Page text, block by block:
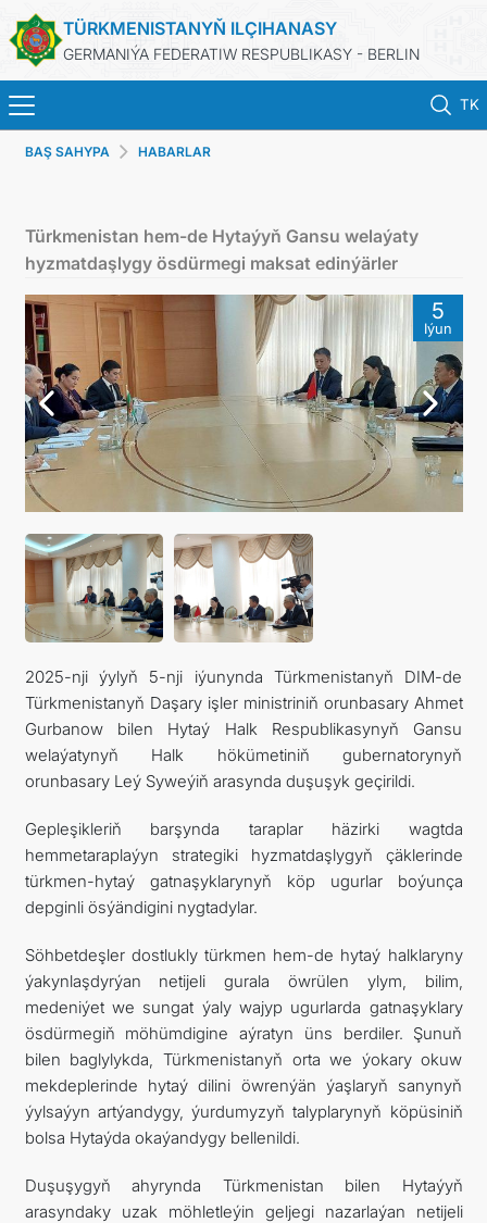
TÜRKMENISTANYŇ ILÇIHANASY
GERMANIÝA FEDERATIW RESPUBLIKASY - BERLIN
TK
BAŞ SAHYPA
TÜRKMENISTANYŇ DIM
TÜRKMENISTAN
KONSULLYK BÖLÜMI
TÜRKMENISTANDA MAÝA GOÝUMLAR
ARAGATNAŞYK
BAŞ SAHYPA HABARLAR
Türkmenistan hem-de Hytaýyň Gansu welaýaty
hyzmatdaşlygy ösdürmegi maksat edinýärler
5
Iýun
2025-nji ýylyň 5-nji iýunynda Türkmenistanyň DIM-de
Türkmenistanyň Daşary işler ministriniň orunbasary Ahmet
Gurbanow bilen Hytaý Halk Respublikasynyň Gansu
welaýatynyň Halk hökümetiniň gubernatorynyň
orunbasary Leý Syweýiň arasynda duşuşyk geçirildi.
Gepleşikleriň barşynda taraplar häzirki wagtda
hemmetaraplaýyn strategiki hyzmatdaşlygyň çäklerinde
türkmen-hytaý gatnaşyklarynyň köp ugurlar boýunça
depginli ösýändigini nygtadylar.
Söhbetdeşler dostlukly türkmen hem-de hytaý halklaryny
ýakynlaşdyrýan netijeli gurala öwrülen ylym, bilim,
medeniýet we sungat ýaly wajyp ugurlarda gatnaşyklary
ösdürmegiň möhümdigine aýratyn üns berdiler. Şunuň
bilen baglylykda, Türkmenistanyň orta we ýokary okuw
mekdeplerinde hytaý dilini öwrenýän ýaşlaryň sanynyň
ýylsaýyn artýandygy, ýurdumyzyň talyplarynyň köpüsiniň
bolsa Hytaýda okaýandygy bellenildi.
Duşuşygyň ahyrynda Türkmenistan bilen Hytaýyň
arasyndaky uzak möhletleýin geljegi nazarlaýan netijeli